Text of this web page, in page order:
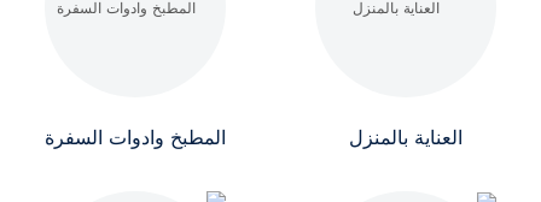
العناية بالمنزل المطبخ وادوات السفرة